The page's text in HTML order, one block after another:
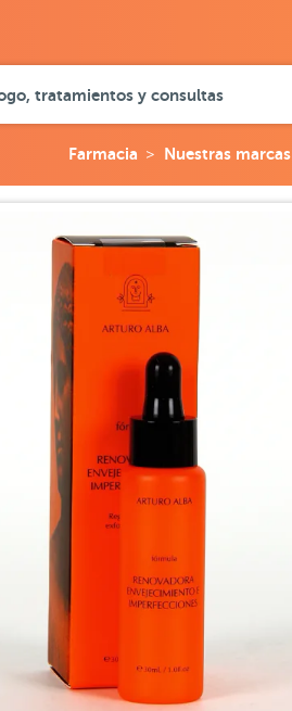
tratamientos y consultas
Farmacia Nuestras marcas